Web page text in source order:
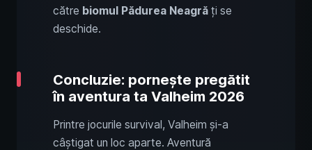
către biomul Pădurea Neagră ți se
deschide.
Concluzie: pornește pregătit
în aventura ta Valheim 2026
Printre jocurile survival, Valheim și-a
câștigat un loc aparte. Aventură